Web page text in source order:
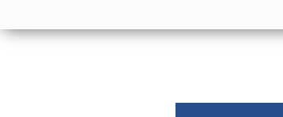
Estoy de acuerdo con las condiciones